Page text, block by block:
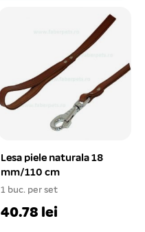
Lesa piele naturala 18
mm/110 cm
1 buc. per set
40.78 lei